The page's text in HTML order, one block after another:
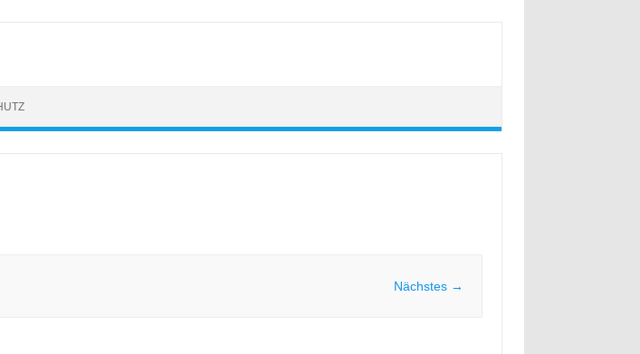
Nächstes →